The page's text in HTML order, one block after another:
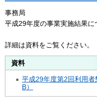
事務局
平成29年度の事業実施結果に
詳細は資料をご覧ください。
資料
平成29年度第2回利用
B）